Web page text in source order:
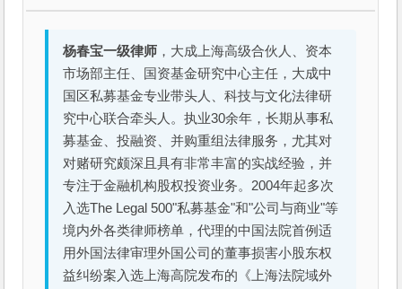
杨春宝一级律师 ，大成上海高级合伙人、资本
市场部主任、国资基金研究中心主任，大成中
国区私募基金专业带头人、科技与文化法律研
究中心联合牵头人。执业30余年，长期从事私
募基金、投融资、并购重组法律服务，尤其对
对赌研究颇深且具有非常丰富的实战经验，并
专注于金融机构股权投资业务。2004年起多次
入选The Legal 500"私募基金"和"公司与商业"等
境内外各类律师榜单，代理的中国法院首例适
用外国法律审理外国公司的董事损害小股东权
益纠纷案入选上海高院发布的《上海法院域外